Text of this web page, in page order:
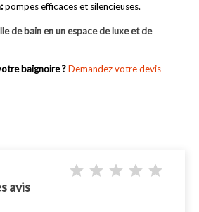
:pompes efficaces et silencieuses.
de bain en un espace de luxe et de
baignoire ?Demandez votre devis
avis